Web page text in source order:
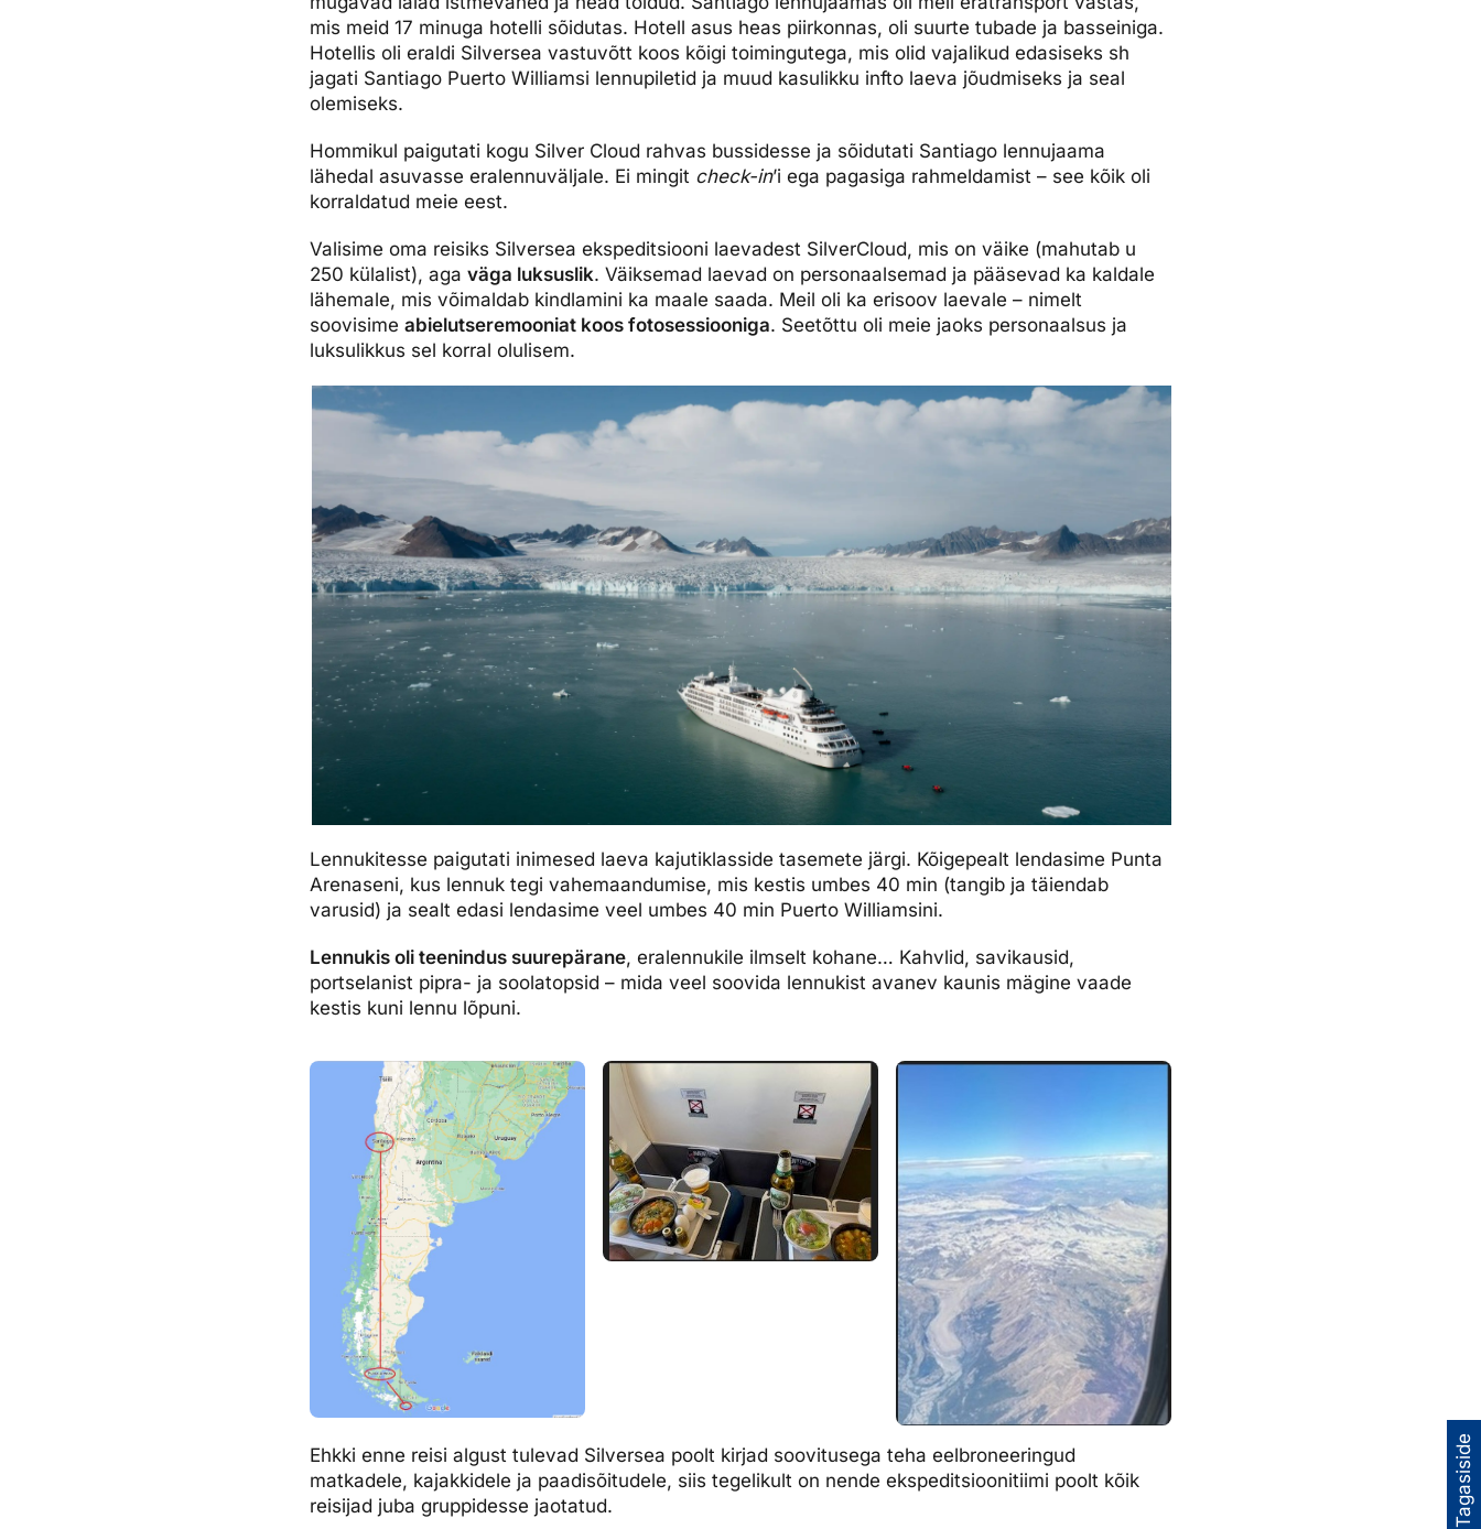
Tagasiside
mis meid 17 minuga hotelli sõidutas. Hotell asus heas piirkonnas, oli suurte tubade ja basseiniga.
Hotellis oli eraldi Silversea vastuvõtt koos kõigi toimingutega, mis olid vajalikud edasiseks sh
jagati Santiago Puerto Williamsi lennupiletid ja muud kasulikku infto laeva jõudmiseks ja seal
olemiseks.
Hommikul paigutati kogu Silver Cloud rahvas bussidesse ja sõidutati Santiago lennujaama
lähedal asuvasse eralennuväljale. Ei mingit check-in’i ega pagasiga rahmeldamist – see kõik oli
korraldatud meie eest.
Valisime oma reisiks Silversea ekspeditsiooni laevadest SilverCloud, mis on väike (mahutab u
250 külalist), aga väga luksuslik. Väiksemad laevad on personaalsemad ja pääsevad ka kaldale
lähemale, mis võimaldab kindlamini ka maale saada. Meil oli ka erisoov laevale – nimelt
soovisime abielutseremooniat koos fotosessiooniga. Seetõttu oli meie jaoks personaalsus ja
luksulikkus sel korral olulisem.
Lennukitesse paigutati inimesed laeva kajutiklasside tasemete järgi. Kõigepealt lendasime Punta
Arenaseni, kus lennuk tegi vahemaandumise, mis kestis umbes 40 min (tangib ja täiendab
varusid) ja sealt edasi lendasime veel umbes 40 min Puerto Williamsini.
Lennukis oli teenindus suurepärane, eralennukile ilmselt kohane… Kahvlid, savikausid,
portselanist pipra- ja soolatopsid – mida veel soovida lennukist avanev kaunis mägine vaade
kestis kuni lennu lõpuni.
Ehkki enne reisi algust tulevad Silversea poolt kirjad soovitusega teha eelbroneeringud
matkadele, kajakkidele ja paadisõitudele, siis tegelikult on nende ekspeditsioonitiimi poolt kõik
reisijad juba gruppidesse jaotatud.